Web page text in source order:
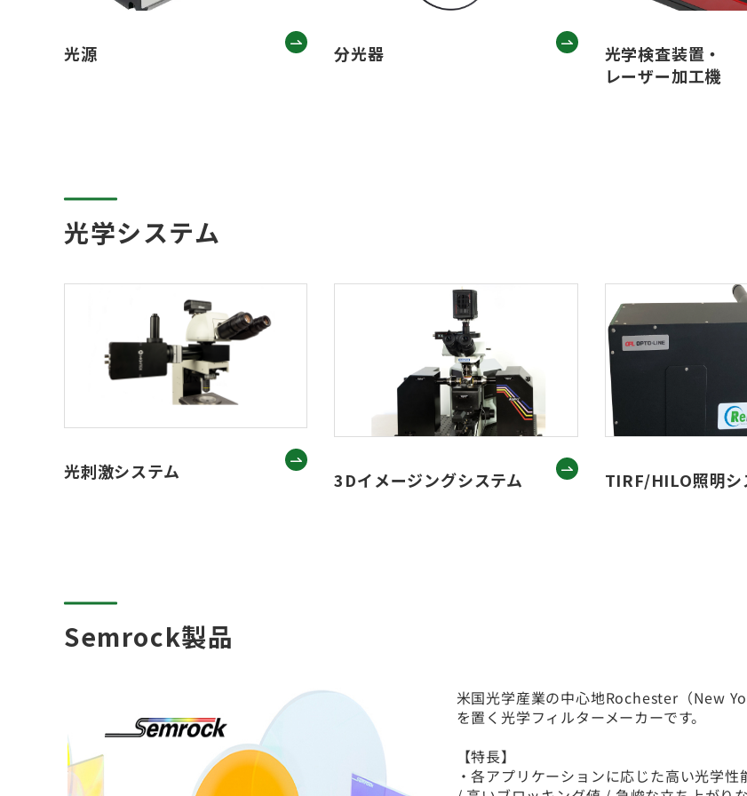
光源 分光器
光学検査装置・
レーザー加工機
光学システム
光刺激システム 3Dイメージングシステム TIRF/HILO照明シ
Semrock製品
米国光学産業の中心地Rochester（New
を置く光学フィルターメーカーです。
【特長】
・各アプリケーションに応じた高い光学性